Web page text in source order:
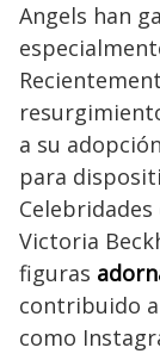
Angels han
a su
para
Victoria
figuras
contribuido
como